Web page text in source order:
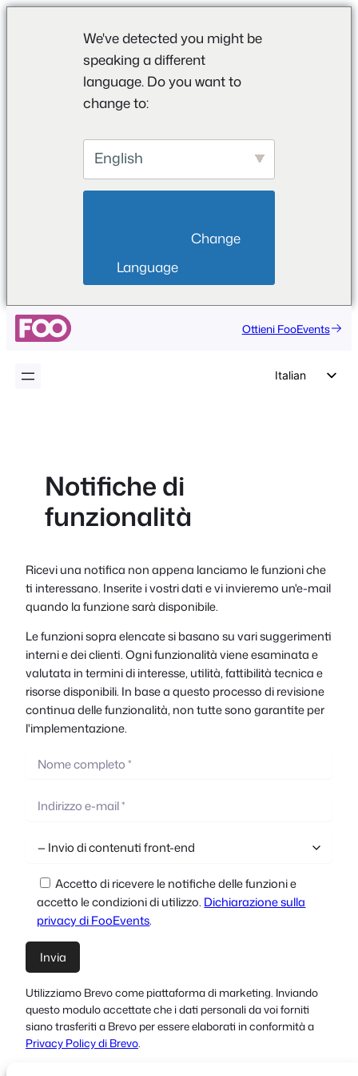
We've detected you might be
speaking a different
language. Do you want to
change to:
English
Language
Vai
Ottieni FooEvents
Italian
Czech
Notifiche di
funzionalità
Ricevi una notifica non appena lanciamo le funzioni che
ti interessano. Inserite i vostri dati e vi invieremo un'e-mail
quando la funzione sarà disponibile.
Le funzioni sopra elencate si basano su vari suggerimenti
interni e dei clienti. Ogni funzionalità viene esaminata e
valutata in termini di interesse, utilità, fattibilità tecnica e
risorse disponibili. In base a questo processo di revisione
continua delle funzionalità, non tutte sono garantite per
l'implementazione.
Accetto di ricevere le notifiche delle funzioni e
accetto le condizioni di utilizzo. Dichiarazione sulla
privacy di FooEvents.
Utilizziamo Brevo come piattaforma di marketing. Inviando
questo modulo accettate che i dati personali da voi forniti
siano trasferiti a Brevo per essere elaborati in conformità a
Privacy Policy di Brevo.